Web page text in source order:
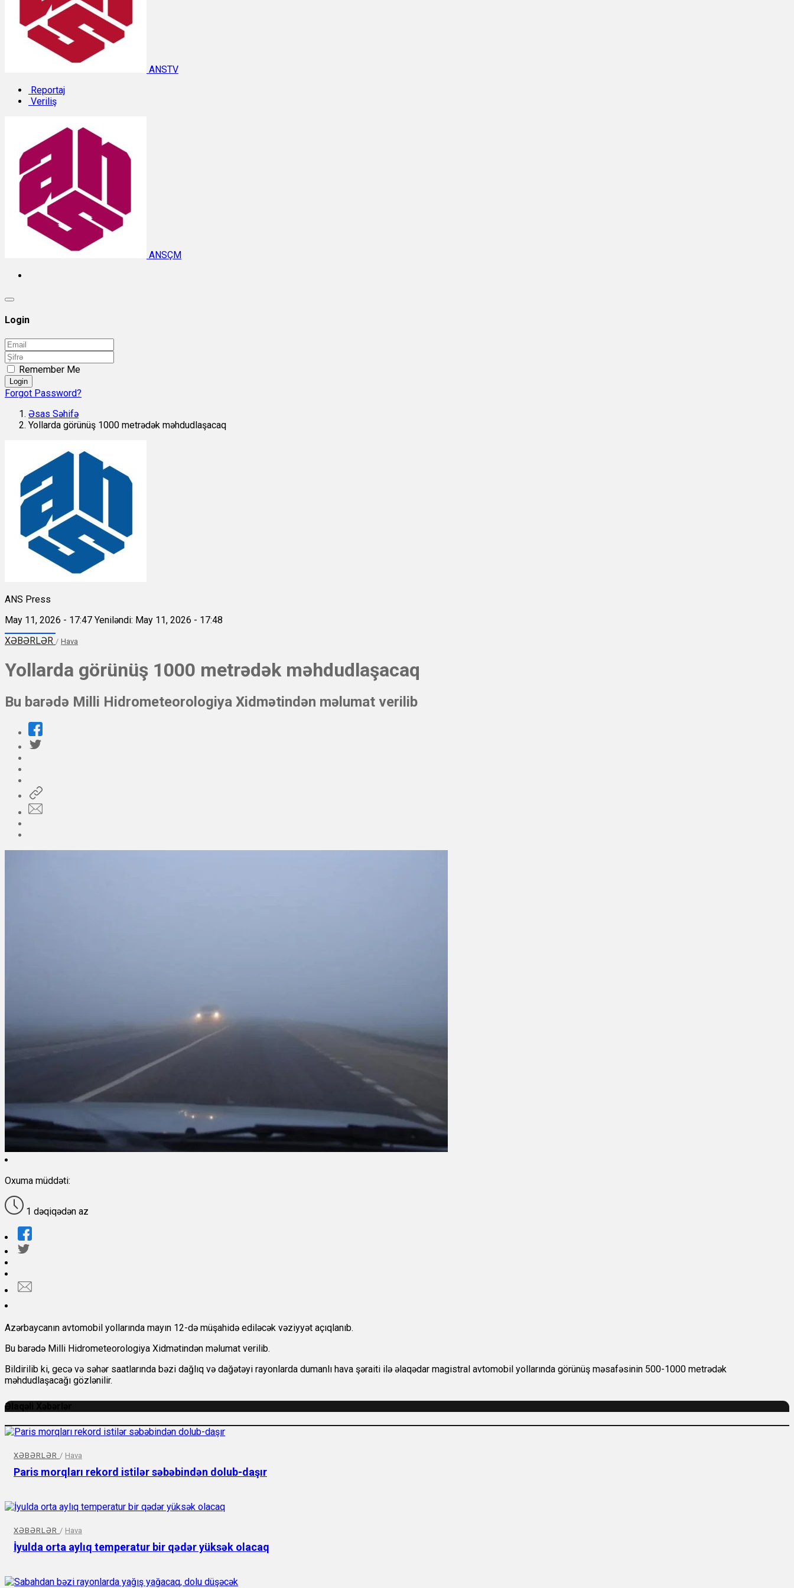
ANSTV
Reportaj
Veriliş
ANSÇM
Login
Remember Me
Login
Forgot Password?
Əsas Səhifə
Yollarda görünüş 1000 metrədək məhdudlaşacaq
ANS Press
May 11, 2026 - 17:47 Yeniləndi: May 11, 2026 - 17:48
XƏBƏRLƏR / Hava
Yollarda görünüş 1000 metrədək məhdudlaşacaq
Bu barədə Milli Hidrometeorologiya Xidmətindən məlumat verilib
Oxuma müddəti:
1 dəqiqədən az
Azərbaycanın avtomobil yollarında mayın 12-də müşahidə ediləcək vəziyyət açıqlanıb.
Bu barədə Milli Hidrometeorologiya Xidmətindən məlumat verilib.
Bildirilib ki, gecə və səhər saatlarında bəzi dağlıq və dağətəyi rayonlarda dumanlı hava şəraiti ilə əlaqədar magistral avtomobil yollarında görünüş məsafəsinin 500-1000 metrədək
məhdudlaşacağı gözlənilir.
Əlaqəli Xəbərlər
XƏBƏRLƏR / Hava
Paris morqları rekord istilər səbəbindən dolub-daşır
XƏBƏRLƏR / Hava
İyulda orta aylıq temperatur bir qədər yüksək olacaq